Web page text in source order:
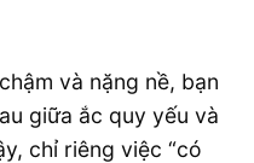
và nặng nề, bạn
giữa ắc quy yếu và
chỉ riêng việc “có